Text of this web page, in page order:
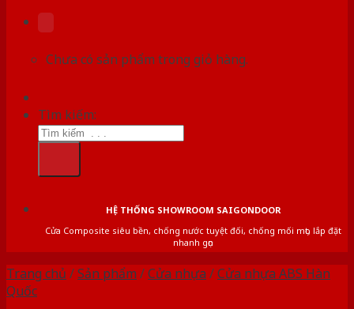
Chưa có sản phẩm trong giỏ hàng.
Tìm kiếm:
HỆ THỐNG SHOWROOM SAIGONDOOR
Cửa Composite siêu bền, chống nước tuyệt đối, chống mối mọt, lắp đặt
nhanh gọn
Trang chủ /Sản phẩm /Cửa nhựa /Cửa nhựa ABS Hàn
Quốc